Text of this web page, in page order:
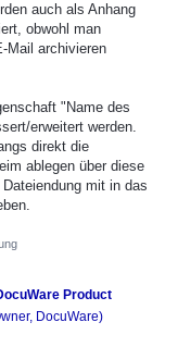
auch als Anhang
obwohl man
Mail archivieren
"Name des
erweitert werden.
direkt die
ablegen über diese
mit in das
Product
DocuWare)